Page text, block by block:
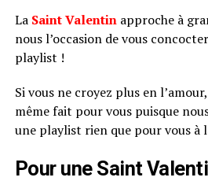
La Saint Valentinapproche à
nous l’occasion de vous
playlist !
Si vous ne croyez plus en
même fait pour vous puisque
une playlist rien que pour vous à
Pour une Saint